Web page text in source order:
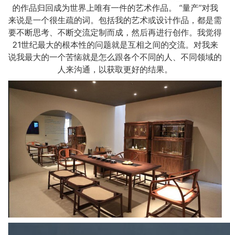
的作品归回成为世界上唯有一件的艺术作品。 “量产”对我
来说是一个很生疏的词。包括我的艺术或设计作品，都是需
要不断思考、不断交流定制而成，然后再进行创作。我觉得
21世纪最大的根本性的问题就是互相之间的交流。对我来
说我最大的一个苦恼就是怎么跟各个不同的人、不同领域的
人来沟通，以获取更好的结果。